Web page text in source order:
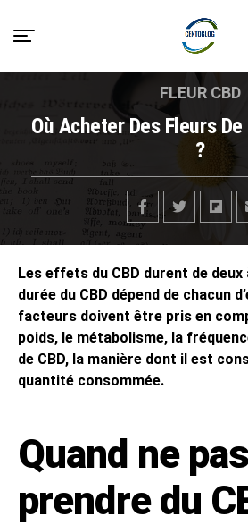
FLEUR CBD
Où Acheter Des Fleurs De
?
Les effets du CBD durent de deux
durée du CBD dépend de chacun
facteurs doivent être pris en
poids, le métabolisme, la
de CBD, la manière dont il est
quantité consommée.
Quand ne pas
prendre du